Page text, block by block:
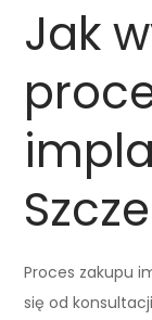
Jak
Proces zakupu
się od